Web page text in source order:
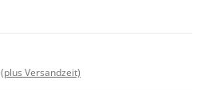
(plus Versandzeit)